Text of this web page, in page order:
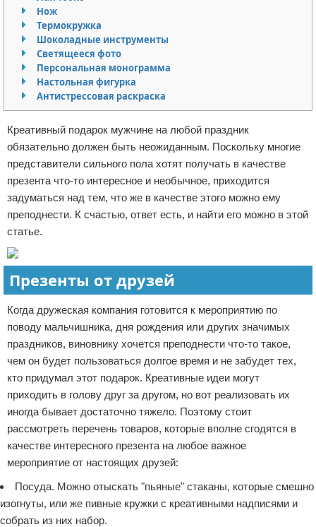
Отказ от ответственности
Нож
Термокружка
Шоколадные инструменты
Светящееся фото
Персональная монограмма
Настольная фигурка
Антистрессовая раскраска
Креативный подарок мужчине на любой праздник
обязательно должен быть неожиданным. Поскольку многие
представители сильного пола хотят получать в качестве
презента что-то интересное и необычное, приходится
задуматься над тем, что же в качестве этого можно ему
преподнести. К счастью, ответ есть, и найти его можно в этой
статье.
Презенты от друзей
Когда дружеская компания готовится к мероприятию по
поводу мальчишника, дня рождения или других значимых
праздников, виновнику хочется преподнести что-то такое,
чем он будет пользоваться долгое время и не забудет тех,
кто придумал этот подарок. Креативные идеи могут
приходить в голову друг за другом, но вот реализовать их
иногда бывает достаточно тяжело. Поэтому стоит
рассмотреть перечень товаров, которые вполне сгодятся в
качестве интересного презента на любое важное
мероприятие от настоящих друзей:
Посуда. Можно отыскать "пьяные" стаканы, которые смешно
изогнуты, или же пивные кружки с креативными надписями и
собрать из них набор.